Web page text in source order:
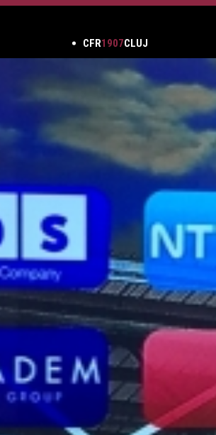
CFR1907CLUJ